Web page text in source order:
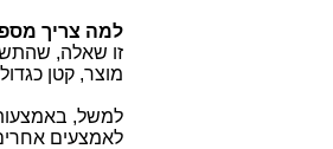
למה צריך
זו שאלה,
מוצר, קטן
למשל,
לאמצעים